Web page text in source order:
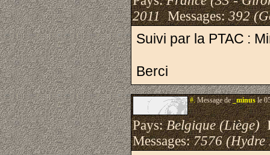
2011Messages:392
Suivi par la PTAC :
Berci
#.Message de_minusle
Pays:Belgique (Liège)
Messages:7576 (Hydre